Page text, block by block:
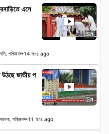
এসে
1
পশ্চিমবঙ্গ•14 hrs ago
জাতীয় প
1
পশ্চিমবঙ্গ•11 hrs ago